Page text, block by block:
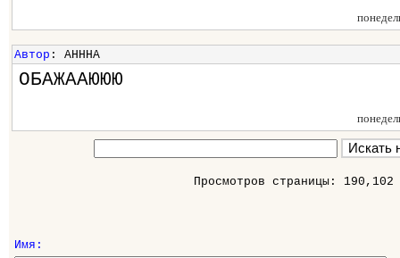
Автор : АНННА
ОБАЖААЮЮЮ
Просмотров страницы: 190,102
Имя: